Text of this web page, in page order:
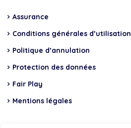
Assurance
Conditions générales d’utilisation
Politique d’annulation
Protection des données
Fair Play
Mentions légales